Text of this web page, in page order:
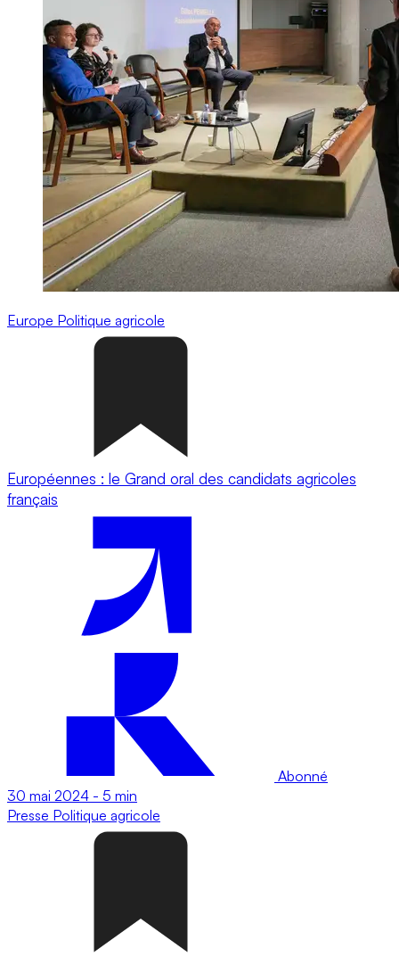
Europe Politique agricole
Européennes : le Grand oral des candidats agricoles
français
Abonné
30 mai 2024 - 5 min
Presse Politique agricole